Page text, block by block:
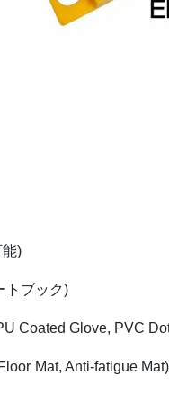
)
トブック)
Coated Glove, PVC
Mat, Anti-fatigue